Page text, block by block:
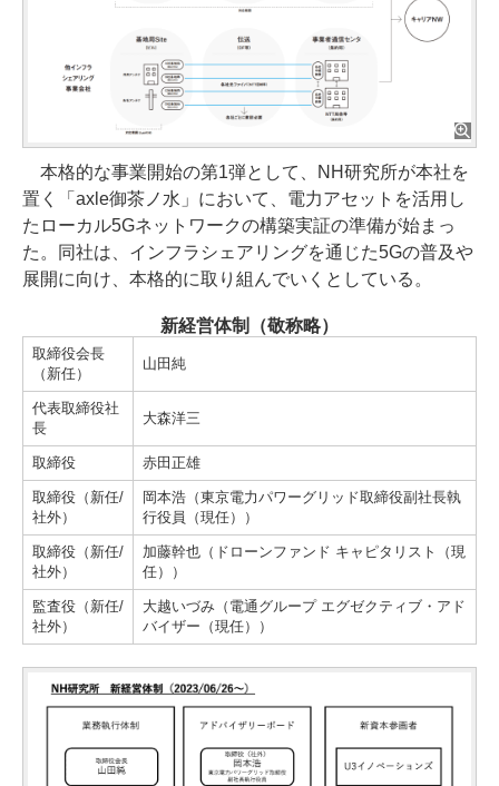
本格的な事業開始の第1弾として、NH研究所が本社を
置く「axle御茶ノ水」において、電力アセットを活用し
たローカル5Gネットワークの構築実証の準備が始まっ
た。同社は、インフラシェアリングを通じた5Gの普及や
展開に向け、本格的に取り組んでいくとしている。
新経営体制（敬称略）
取締役会長
（新任）
山田純
代表取締役社
長
大森洋三
取締役 赤田正雄
取締役（新任/
社外）
岡本浩（東京電力パワーグリッド取締役副社長執
行役員（現任））
取締役（新任/
社外）
加藤幹也（ドローンファンド キャピタリスト（現
任））
監査役（新任/
社外）
大越いづみ（電通グループ エグゼクティブ・アド
バイザー（現任））